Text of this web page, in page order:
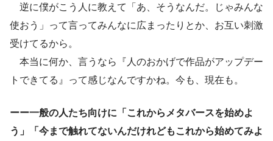
逆に僕がこう人に教えて「あ、そうなんだ。じゃみんな
使おう」って言ってみんなに広まったりとか、お互い刺激
受けてるから。
本当に何か、言うなら『人のおかげで作品がアップデー
トできてる』って感じなんですかね。今も、現在も。
ーー一般の人たち向けに「これからメタバースを始めよ
う」「今まで触れてないんだけれどもこれから始めてみよ